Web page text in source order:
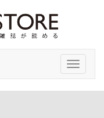
Toggle